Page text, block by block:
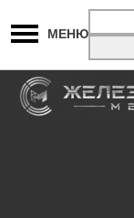
МЕНЮ